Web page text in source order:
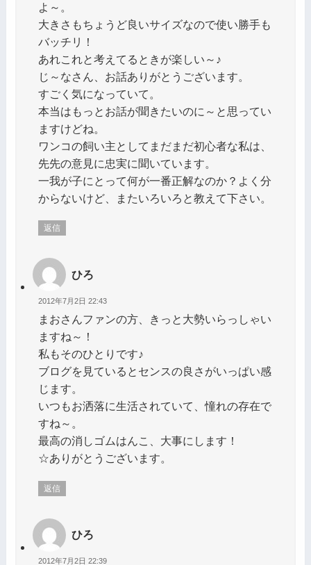
よ～。
大きさもちょうど良いサイズなので使い勝手も
バッチリ！
あれこれと考えてるときが楽しい～♪
じ～なさん、お話ありがとうございます。
すごく気になっていて。
本当はもっとお話が聞きたいのに～と思ってい
ますけどね。
ワンコの飼い主としてまだまだ初心者な私は、
先先の意見に忠実に聞いています。
一我が子にとって何が一番正解なのか？よく分
からないけど、またいろいろと教えて下さい。
返信
ひろ
2012年7月2日 22:43
まおさんファンの方、きっと大勢いらっしゃい
ますね～！
私もそのひとりです♪
ブログを見ているとセンスの良さがいっぱい感
じます。
いつもお洒落に生活されていて、憧れの存在で
すね～。
最高の消しゴムはんこ、大事にします！
☆ありがとうございます。
返信
ひろ
2012年7月2日 22:39